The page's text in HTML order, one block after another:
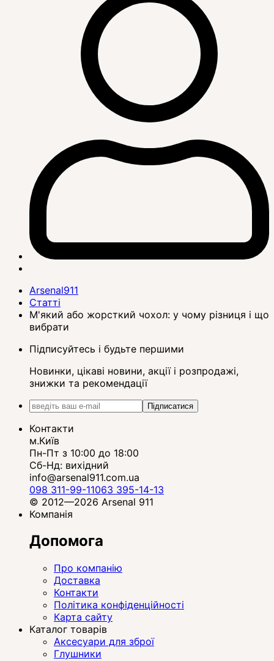
Arsenal911
Статті
М'який або жорсткий чохол: у чому різниця і що
вибрати
Підписуйтесь і будьте першими
Новинки, цікаві новини, акції і розпродажі,
знижки та рекомендації
Підписатися
Контакти
м.Київ
Пн-Пт з 10:00 до 18:00
Сб-Нд: вихідний
info@arsenal911.com.ua
098 311-99-11063 395-14-13
© 2012—2026 Arsenal 911
Компанія
Допомога
Про компанію
Доставка
Контакти
Політика конфіденційності
Карта сайту
Каталог товарів
Аксесуари для зброї
Глушники